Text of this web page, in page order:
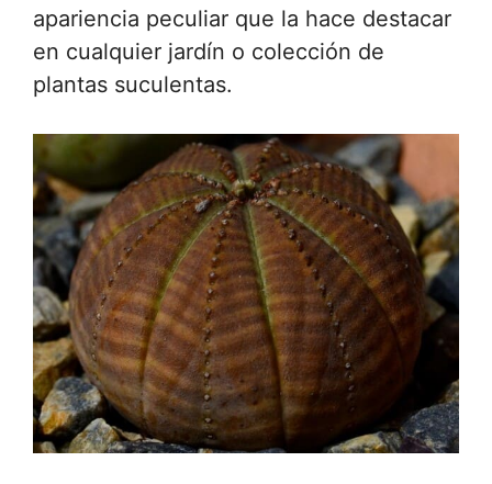
apariencia peculiar que la hace destacar
en cualquier jardín o colección de
plantas suculentas.